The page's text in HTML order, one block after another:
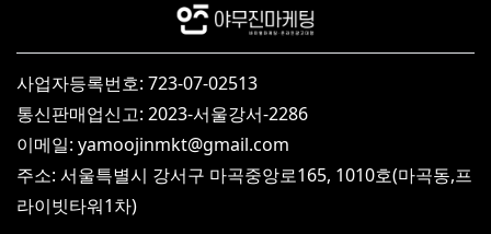
사업자등록번호: 723-07-02513
통신판매업신고: 2023-서울강서-2286
이메일: yamoojinmkt@gmail.com
주소: 서울특별시 강서구 마곡중앙로165, 1010호(마곡동,프
라이빗타워1차)